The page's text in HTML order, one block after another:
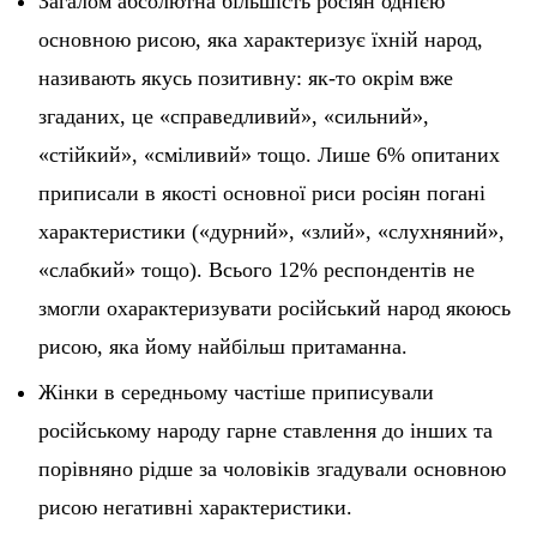
основною рисою, яка характеризує їхній народ,
називають якусь позитивну: як-то окрім вже
згаданих, це «справедливий», «сильний»,
«стійкий», «сміливий» тощо. Лише 6% опитаних
приписали в якості основної риси росіян погані
характеристики («дурний», «злий», «слухняний»,
«слабкий» тощо). Всього 12% респондентів не
змогли охарактеризувати російський народ якоюсь
рисою, яка йому найбільш притаманна.
Жінки в середньому частіше приписували
російському народу гарне ставлення до інших та
порівняно рідше за чоловіків згадували основною
рисою негативні характеристики.